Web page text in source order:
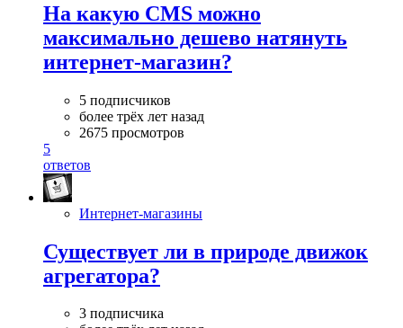
На какую CMS можно
максимально дешево натянуть
интернет-магазин?
5 подписчиков
более трёх лет назад
2675 просмотров
5
ответов
Интернет-магазины
Существует ли в природе движок
агрегатора?
3 подписчика